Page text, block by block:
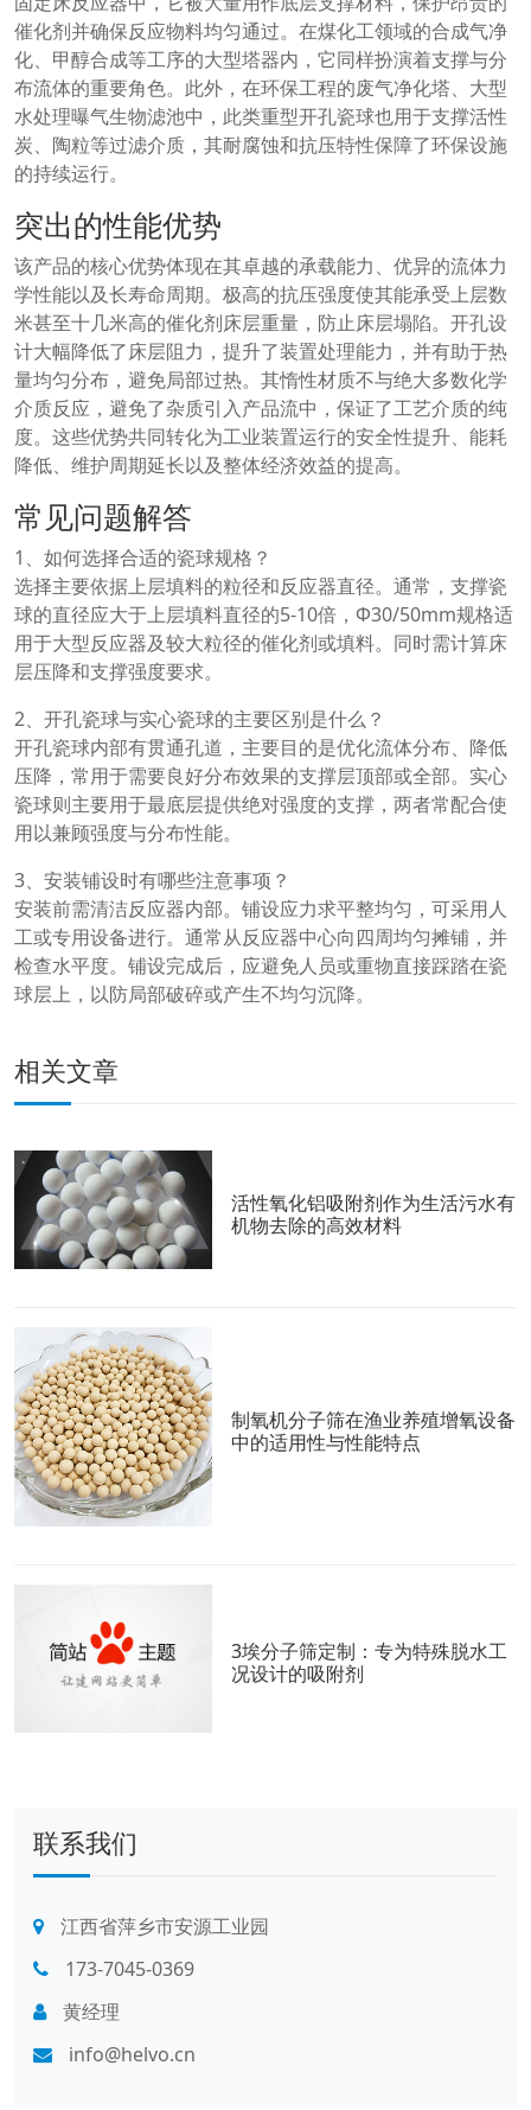
催化剂并确保反应物料均匀通过。在煤化工领域的合成气净
化、甲醇合成等工序的大型塔器内，它同样扮演着支撑与分
布流体的重要角色。此外，在环保工程的废气净化塔、大型
水处理曝气生物滤池中，此类重型开孔瓷球也用于支撑活性
炭、陶粒等过滤介质，其耐腐蚀和抗压特性保障了环保设施
的持续运行。
突出的性能优势
该产品的核心优势体现在其卓越的承载能力、优异的流体力
学性能以及长寿命周期。极高的抗压强度使其能承受上层数
米甚至十几米高的催化剂床层重量，防止床层塌陷。开孔设
计大幅降低了床层阻力，提升了装置处理能力，并有助于热
量均匀分布，避免局部过热。其惰性材质不与绝大多数化学
介质反应，避免了杂质引入产品流中，保证了工艺介质的纯
度。这些优势共同转化为工业装置运行的安全性提升、能耗
降低、维护周期延长以及整体经济效益的提高。
常见问题解答
1、如何选择合适的瓷球规格？
选择主要依据上层填料的粒径和反应器直径。通常，支撑瓷
球的直径应大于上层填料直径的5-10倍，Φ30/50mm规格适
用于大型反应器及较大粒径的催化剂或填料。同时需计算床
层压降和支撑强度要求。
2、开孔瓷球与实心瓷球的主要区别是什么？
开孔瓷球内部有贯通孔道，主要目的是优化流体分布、降低
压降，常用于需要良好分布效果的支撑层顶部或全部。实心
瓷球则主要用于最底层提供绝对强度的支撑，两者常配合使
用以兼顾强度与分布性能。
3、安装铺设时有哪些注意事项？
安装前需清洁反应器内部。铺设应力求平整均匀，可采用人
工或专用设备进行。通常从反应器中心向四周均匀摊铺，并
检查水平度。铺设完成后，应避免人员或重物直接踩踏在瓷
球层上，以防局部破碎或产生不均匀沉降。
相关文章
活性氧化铝吸附剂作为生活污水有
机物去除的高效材料
制氧机分子筛在渔业养殖增氧设备
中的适用性与性能特点
3埃分子筛定制：专为特殊脱水工
况设计的吸附剂
联系我们
江西省萍乡市安源工业园
173-7045-0369
黄经理
info@helvo.cn